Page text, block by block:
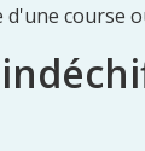
d'une course